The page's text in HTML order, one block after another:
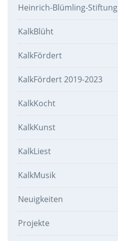
Heinrich-Blümling-Stiftung
KalkBlüht
KalkFördert
KalkFördert 2019-2023
KalkKocht
KalkKunst
KalkLiest
KalkMusik
Neuigkeiten
Projekte